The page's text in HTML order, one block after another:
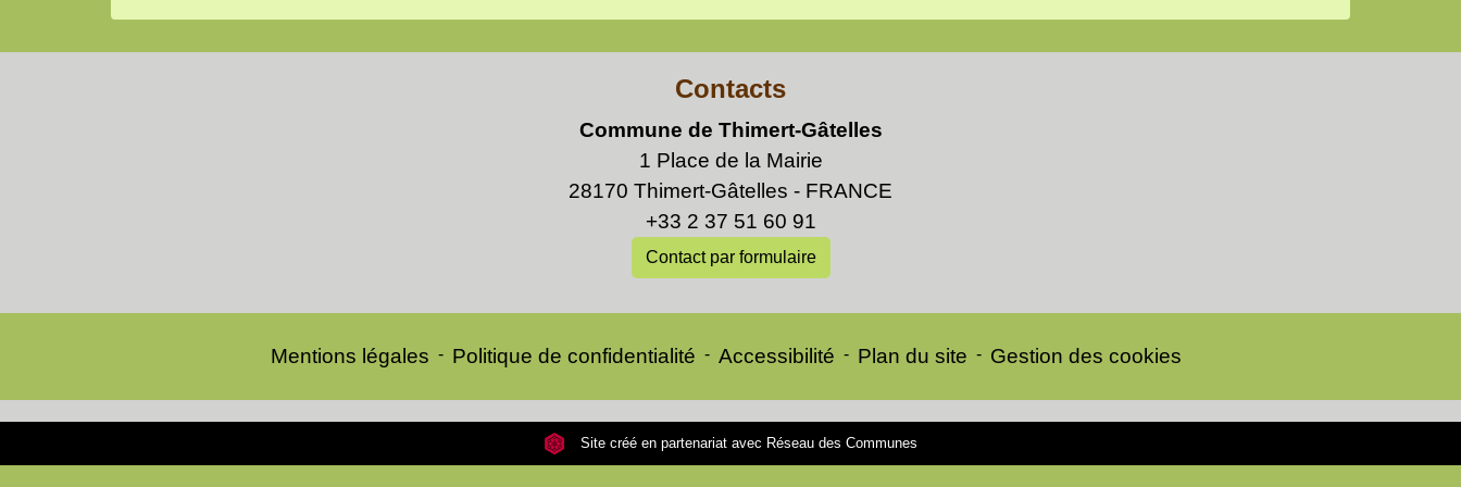
Contacts
Commune de Thimert-Gâtelles
1 Place de la Mairie
28170 Thimert-Gâtelles - FRANCE
+33 2 37 51 60 91
Contact par formulaire
Mentions légales - Politique de confidentialité - Accessibilité - Plan du site - Gestion des cookies
Site créé en partenariat avec Réseau des Communes